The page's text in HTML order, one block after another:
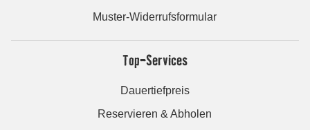
Muster-Widerrufsformular
Top-Services
Dauertiefpreis
Reservieren & Abholen